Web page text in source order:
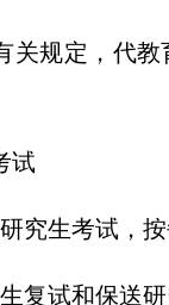
关规定，代
试
究生考试，
生复试和保送